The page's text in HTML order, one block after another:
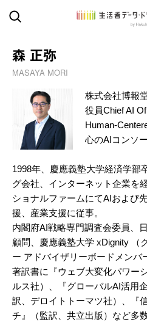
森 正弥
MASAYA MORI
株式会社博報
役員Chief AI
Human-
心のAIコンソ
1998年、慶應義塾大学経済学部
グ会社、インターネット企業を
ショナルファームにてAIおよび
援、産業支援に従事。
内閣府AI戦略専門調査会委員、
顧問、慶應義塾大学 xDignity （
ー アドバイザリーボードメンバ
著訳書に『ウェブ大変化パワー
ルス社）、『グローバルAI活用
訳、デロイトトーマツ社）、『
チ』（監訳、共立出版）など多数